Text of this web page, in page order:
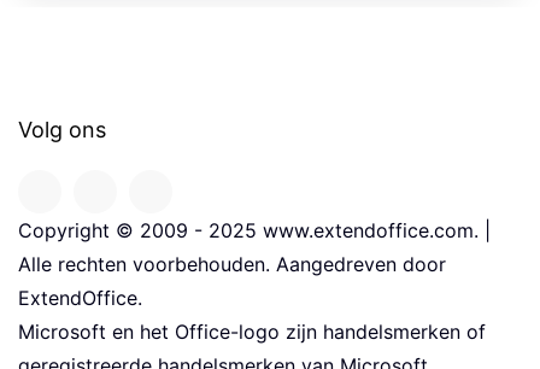
Volg ons
Copyright © 2009 - 2025 www.extendoffice.com. |
Alle rechten voorbehouden. Aangedreven door
ExtendOffice.
Microsoft en het Office-logo zijn handelsmerken of